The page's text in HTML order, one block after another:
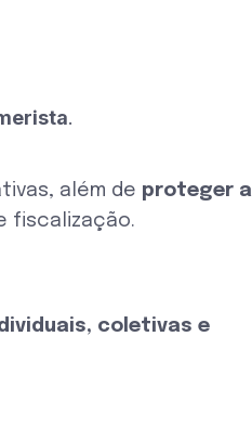
.
além de proteger a
fiscalização.
coletivas e